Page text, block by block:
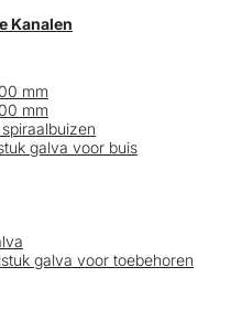
Kanalen
mm
mm
galva voor buis
galva voor toebehoren